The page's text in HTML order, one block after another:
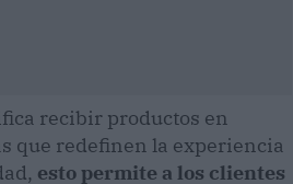
recibir productos en
que redefinen la experiencia
esto permite a los clientes